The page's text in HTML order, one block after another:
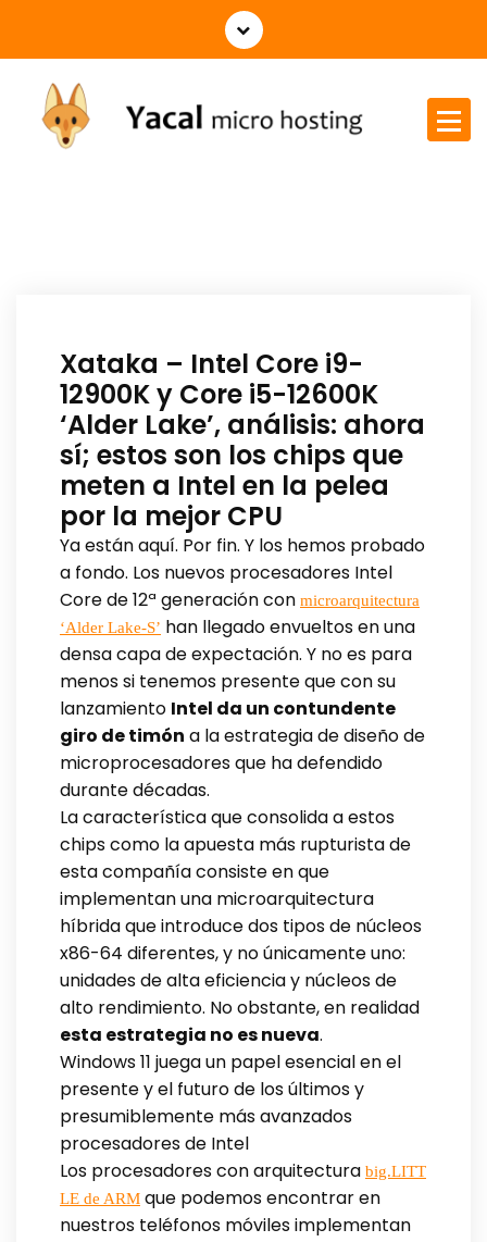
Xataka – Intel Core i9-
12900K y Core i5-12600K
‘Alder Lake’, análisis: ahora
sí; estos son los chips que
meten a Intel en la pelea
por la mejor CPU
Ya están aquí. Por fin. Y los hemos probado
a fondo. Los nuevos procesadores Intel
Core de 12ª generación con microarquitectura
‘Alder Lake-S’ han llegado envueltos en una
densa capa de expectación. Y no es para
menos si tenemos presente que con su
lanzamiento Intel da un contundente
giro de timón a la estrategia de diseño de
microprocesadores que ha defendido
durante décadas.
La característica que consolida a estos
chips como la apuesta más rupturista de
esta compañía consiste en que
implementan una microarquitectura
híbrida que introduce dos tipos de núcleos
x86-64 diferentes, y no únicamente uno:
unidades de alta eficiencia y núcleos de
alto rendimiento. No obstante, en realidad
esta estrategia no es nueva.
Windows 11 juega un papel esencial en el
presente y el futuro de los últimos y
presumiblemente más avanzados
procesadores de Intel
Los procesadores con arquitectura big.LITT
LE de ARM que podemos encontrar en
nuestros teléfonos móviles implementan